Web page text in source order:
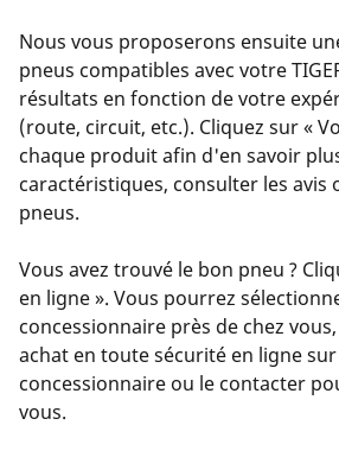
Nous vous proposerons ensuite
pneus compatibles avec votre
résultats en fonction de votre
(route, circuit, etc.). Cliquez sur «
chaque produit afin d'en savoir
caractéristiques, consulter les avis
pneus.
Vous avez trouvé le bon pneu ?
en ligne ». Vous pourrez
concessionnaire près de chez
achat en toute sécurité en ligne
concessionnaire ou le contacter
vous.